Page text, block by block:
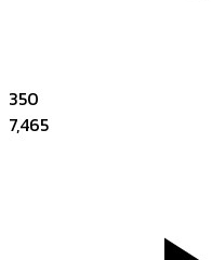
350
7,465